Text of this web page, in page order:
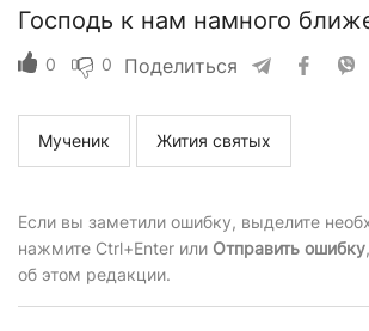
Господь к нам намного
0 0 Поделиться
Мученик Жития святых
Если вы заметили ошибку, выделите
нажмите Ctrl+Enter или Отправить ошибку
об этом редакции.